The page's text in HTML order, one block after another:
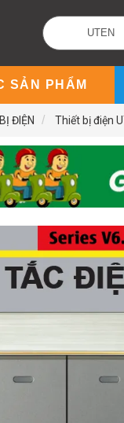
SẢN PHẨM
ĐIỆN Thiết bị điện